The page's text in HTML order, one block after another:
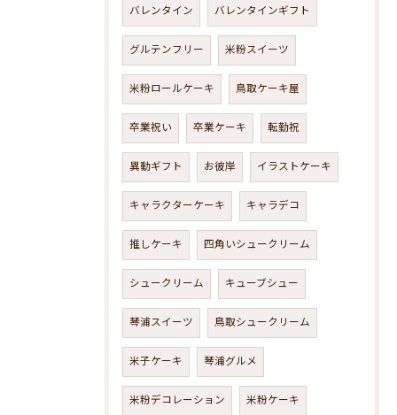
バレンタイン バレンタインギフト
グルテンフリー 米粉スイーツ
米粉ロールケーキ 鳥取ケーキ屋
卒業祝い 卒業ケーキ 転勤祝
異動ギフト お彼岸 イラストケーキ
キャラクターケーキ キャラデコ
推しケーキ 四角いシュークリーム
シュークリーム キューブシュー
琴浦スイーツ 鳥取シュークリーム
米子ケーキ 琴浦グルメ
米粉デコレーション 米粉ケーキ